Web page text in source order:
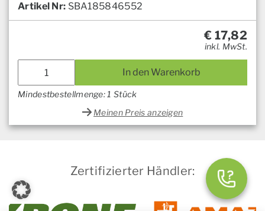
Artikel Nr: SBA185846552
€ 17,82
inkl. MwSt.
In den Warenkorb
Mindestbestellmenge: 1 Stück
Meinen Preis anzeigen
Zertifizierter Händler: